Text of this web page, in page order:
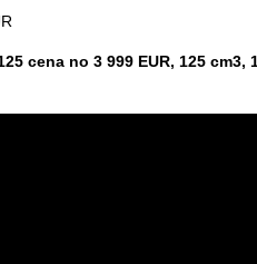
cena no 3 999 EUR, 125 cm3,